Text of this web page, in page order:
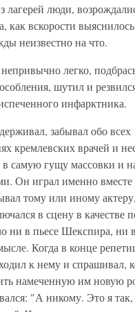
лагерей люди,
как вскорости
неизвестно на что.
легко,
шутил и
инфарктника.
забывал обо всех
кремлевских врачей и
в самую гущу массовки и
Он играл именно
тому или иному
в сцену в качестве
ни в пьесе Шекспира, ни
Когда в конце
к нему и спрашивал,
намеченную им новую
"А никому. Это я так,